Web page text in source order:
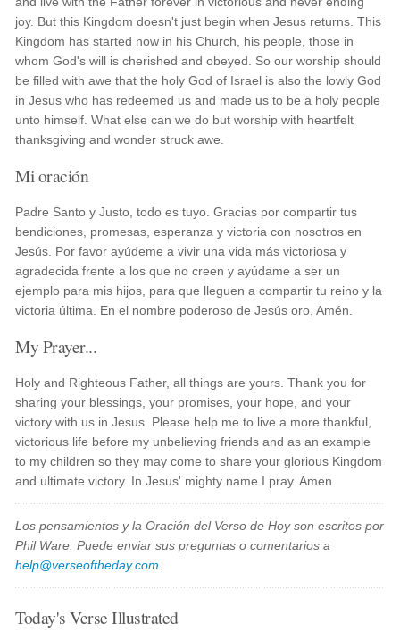
joy. But this Kingdom doesn't just begin when Jesus returns. This
Kingdom has started now in his Church, his people, those in
whom God's will is cherished and obeyed. So our worship should
be filled with awe that the holy God of Israel is also the lowly God
in Jesus who has redeemed us and made us to be a holy people
unto himself. What else can we do but worship with heartfelt
thanksgiving and wonder struck awe.
Mi oración
Padre Santo y Justo, todo es tuyo. Gracias por compartir tus
bendiciones, promesas, esperanza y victoria con nosotros en
Jesús. Por favor ayúdeme a vivir una vida más victoriosa y
agradecida frente a los que no creen y ayúdame a ser un
ejemplo para mis hijos, para que lleguen a compartir tu reino y la
victoria última. En el nombre poderoso de Jesús oro, Amén.
My Prayer...
Holy and Righteous Father, all things are yours. Thank you for
sharing your blessings, your promises, your hope, and your
victory with us in Jesus. Please help me to live a more thankful,
victorious life before my unbelieving friends and as an example
to my children so they may come to share your glorious Kingdom
and ultimate victory. In Jesus' mighty name I pray. Amen.
Los pensamientos y la Oración del Verso de Hoy son escritos por
Phil Ware. Puede enviar sus preguntas o comentarios a
help@verseoftheday.com
Today's Verse Illustrated